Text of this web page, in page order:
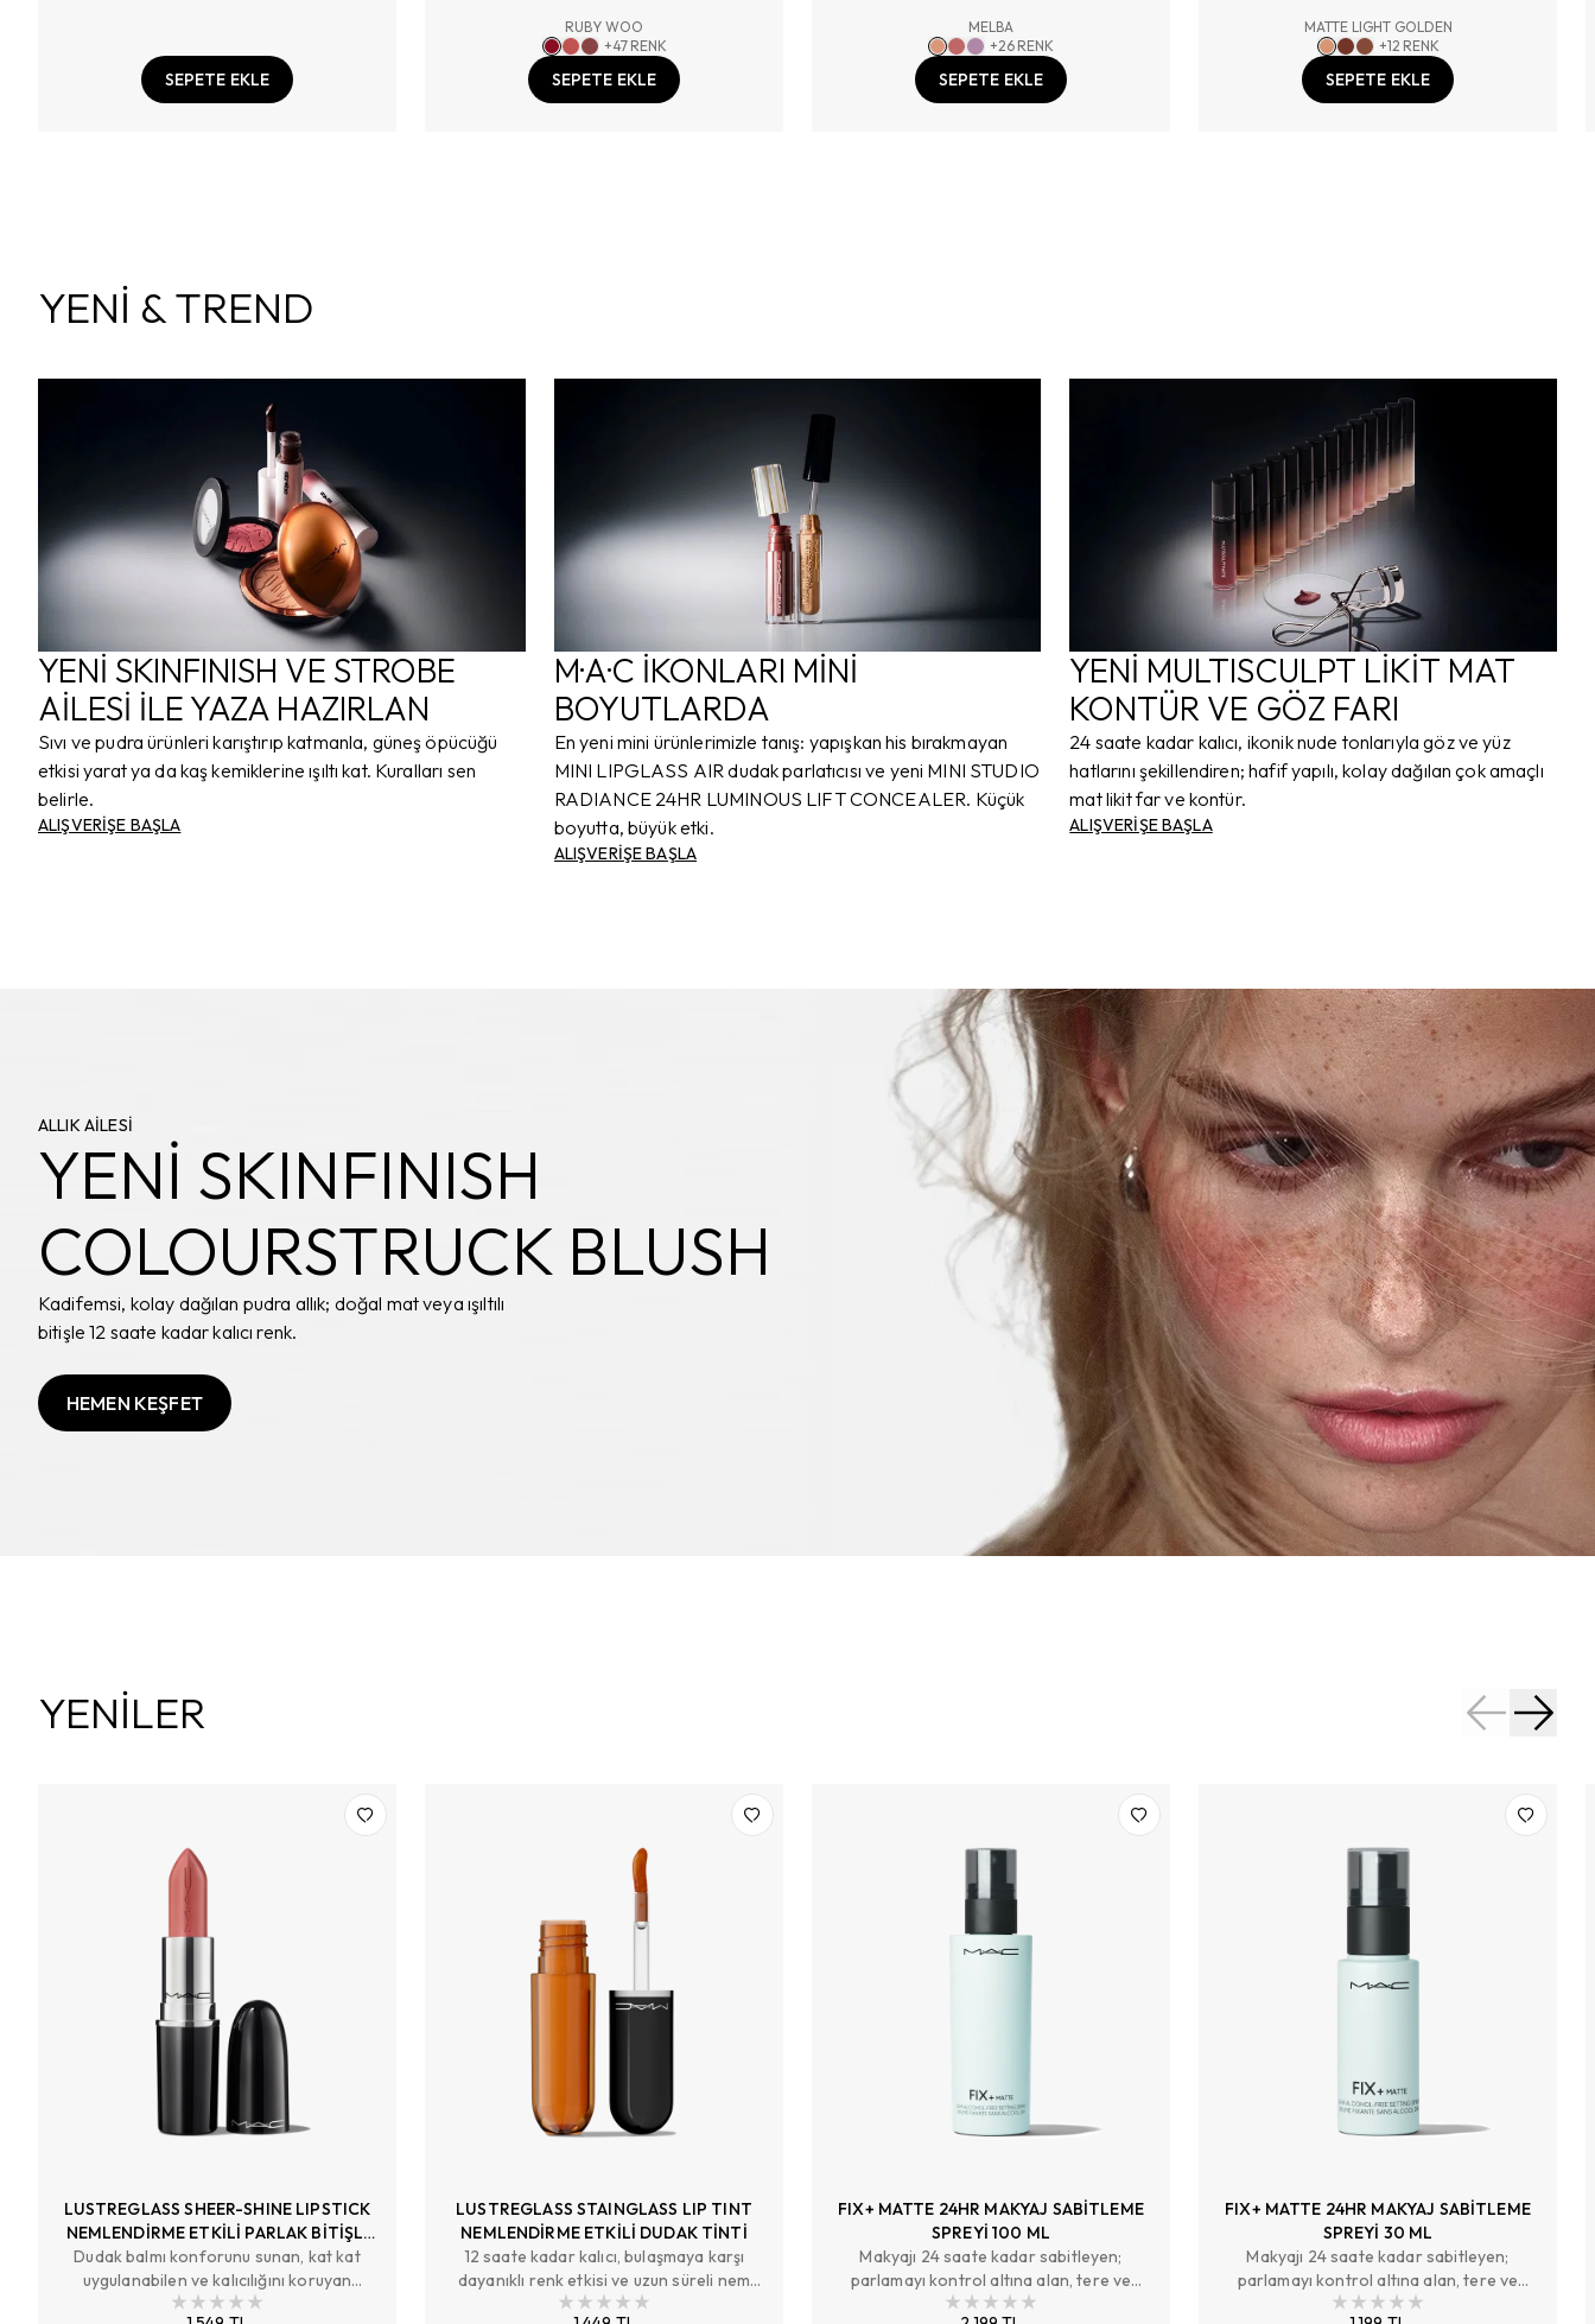
SEPETE EKLE
RUBY WOO
+47 RENK
SEPETE EKLE
MELBA
+26 RENK
SEPETE EKLE
MATTE LIGHT GOLDEN
+12 RENK
SEPETE EKLE
YENİ & TREND
YENİ SKINFINISH VE STROBE
AİLESİ İLE YAZA HAZIRLAN
Sıvı ve pudra ürünleri karıştırıp katmanla, güneş öpücüğü
etkisi yarat ya da kaş kemiklerine ışıltı kat. Kuralları sen
belirle.
ALIŞVERİŞE BAŞLA
M·A·C İKONLARI MİNİ
BOYUTLARDA
En yeni mini ürünlerimizle tanış: yapışkan his bırakmayan
MINI LIPGLASS AIR dudak parlatıcısı ve yeni MINI STUDIO
RADIANCE 24HR LUMINOUS LIFT CONCEALER. Küçük
boyutta, büyük etki.
ALIŞVERİŞE BAŞLA
YENİ MULTISCULPT LİKİT MAT
KONTÜR VE GÖZ FARI
24 saate kadar kalıcı, ikonik nude tonlarıyla göz ve yüz
hatlarını şekillendiren; hafif yapılı, kolay dağılan çok amaçlı
mat likit far ve kontür.
ALIŞVERİŞE BAŞLA
ALLIK AİLESİ
YENİ SKINFINISH
COLOURSTRUCK BLUSH
Kadifemsi, kolay dağılan pudra allık; doğal mat veya ışıltılı
bitişle 12 saate kadar kalıcı renk.
HEMEN KEŞFET
YENİLER
LUSTREGLASS SHEER-SHINE LIPSTICK
NEMLENDİRME ETKİLİ PARLAK BİTİŞLİ
RUJ
Dudak balmı konforunu sunan, kat kat
uygulanabilen ve kalıcılığını koruyan
renklere sahip şeffaf bitişli ruj.
LUSTREGLASS STAINGLASS LIP TINT
NEMLENDİRME ETKİLİ DUDAK TİNTİ
12 saate kadar kalıcı, bulaşmaya karşı
dayanıklı renk etkisi ve uzun süreli nem
sunan dudak tinti.
FIX+ MATTE 24HR MAKYAJ SABİTLEME
SPREYİ 100 ML
Makyajı 24 saate kadar sabitleyen;
parlamayı kontrol altına alan, tere ve
neme dayanıklılık sağlayan, makyajın
FIX+ MATTE 24HR MAKYAJ SABİTLEME
SPREYİ 30 ML
Makyajı 24 saate kadar sabitleyen;
parlamayı kontrol altına alan, tere ve
neme dayanıklılık sağlayan, makyajın